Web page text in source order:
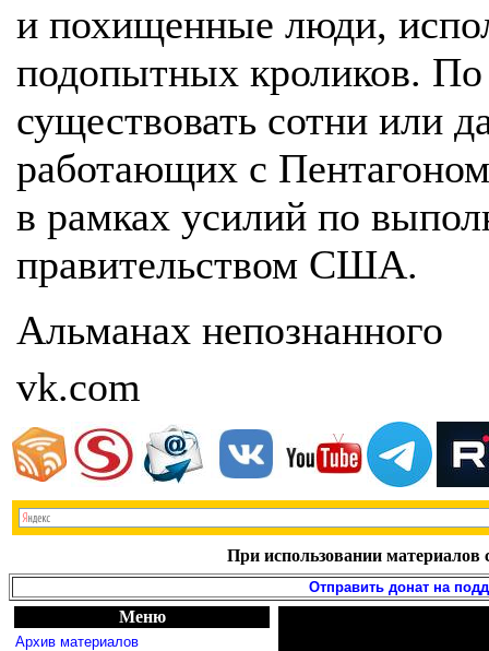
и похищенные люди,
подопытных кроликов.
существовать сотни или
работающих с
в рамках усилий по
правительством США.
Альманах непознанного
vk.com
При использовании материалов
Отправить донат на
Меню
Архив материалов